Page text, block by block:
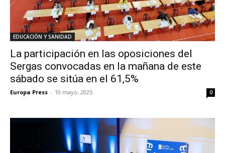
EDUCACIÓN Y SANIDAD
La participación en las oposiciones del
Sergas convocadas en la mañana de este
sábado se sitúa en el 61,5%
Europa Press - 10 mayo, 2025 0